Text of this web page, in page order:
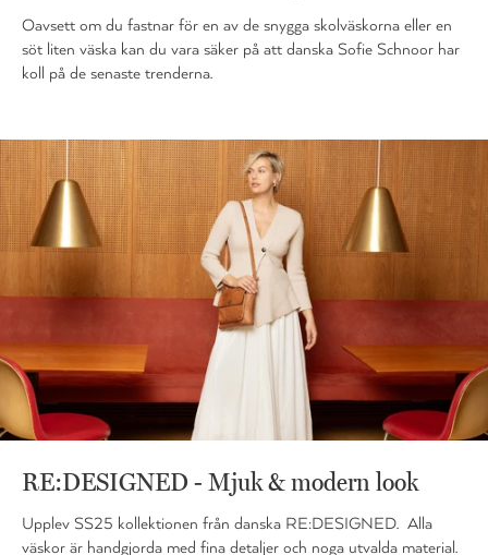
Oavsett om du fastnar för en av de snygga skolväskorna eller en
söt liten väska kan du vara säker på att danska Sofie Schnoor har
koll på de senaste trenderna.
RE:DESIGNED - Mjuk & modern look
Upplev SS25 kollektionen från danska RE:DESIGNED. Alla
väskor är handgjorda med fina detaljer och noga utvalda material.